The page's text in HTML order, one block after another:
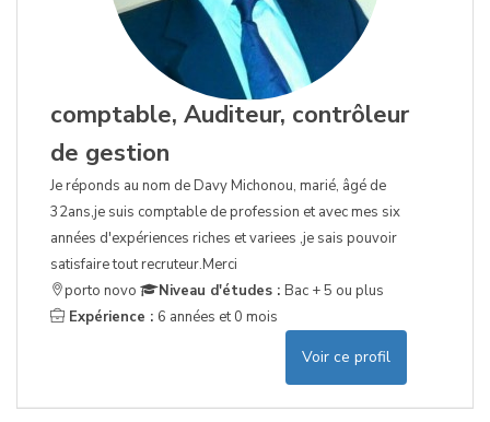
comptable, Auditeur, contrôleur
de gestion
Je réponds au nom de Davy Michonou, marié, âgé de
32ans,je suis comptable de profession et avec mes six
années d'expériences riches et variees ,je sais pouvoir
satisfaire tout recruteur.Merci
porto novo
Niveau d'études : Bac + 5 ou plus
Expérience : 6 années et 0 mois
Voir ce profil